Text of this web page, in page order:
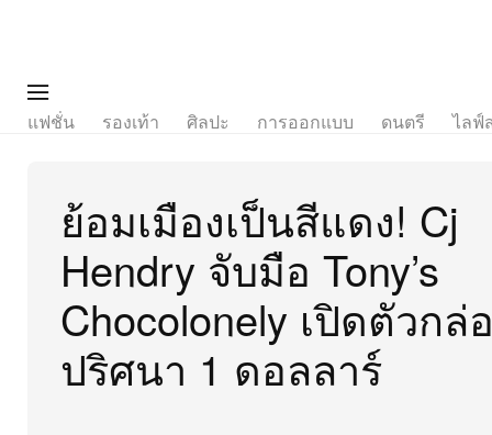
แฟชั่น รองเท้า ศิลปะ การออกแบบ ดนตรี ไลฟ์
ย้อมเมืองเป็นสีแดง! Cj
Hendry จับมือ Tony’s
Chocolonely เปิดตัวกล่
ปริศนา 1 ดอลลาร์